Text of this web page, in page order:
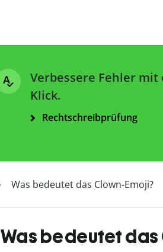
Verbessere Fehler mit
Klick.
Rechtschreibprüfung
Was bedeutet das Clown-Emoji?
Was bedeutet das